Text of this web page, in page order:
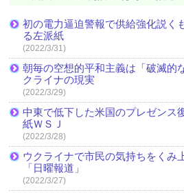
初の電力逼迫警報で供給強化説く
る左派紙
(2022/3/31)
朝毎の空想的平和主義は「破滅的
クライナの現実
(2022/3/29)
中東で低下した米国のプレゼンス
紙ＷＳＪ
(2022/3/28)
ウクライナで市民の気持ちをくみ
「日曜報道」
(2022/3/27)